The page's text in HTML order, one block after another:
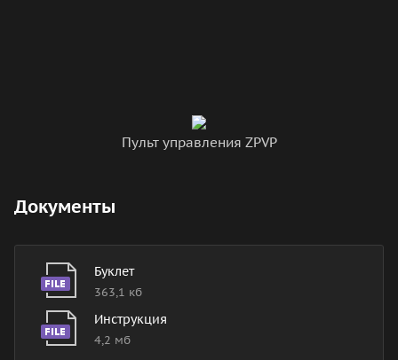
Пульт управления ZPVP
Документы
Буклет
363,1 кб
Инструкция
4,2 мб